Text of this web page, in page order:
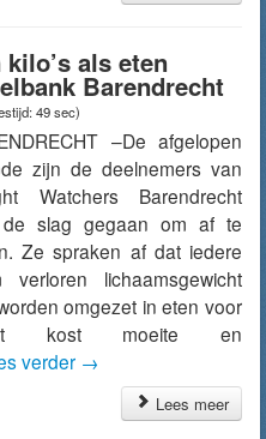
als eten
Barendrecht
49 sec)
–De afgelopen
zijn de deelnemers van
Watchers Barendrecht
slag gegaan om af te
Ze spraken af dat iedere
verloren lichaamsgewicht
omgezet in eten voor
kost moeite en
verder →
Lees meer